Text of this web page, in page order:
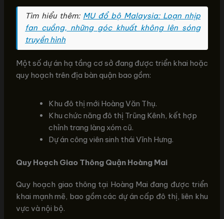
Tìm hiểu thêm: MU đổ bộ Malaysia: Loạn nhịp
fan cuồng, những góc khuất không lên sóng
truyền hình
Một số dự án hạ tầng cơ sở đang được triển khai hoặc
quy hoạch trên địa bàn quận bao gồm:
Khu đô thị mới Hoàng Văn Thụ.
Khu chức năng đô thị Trũng Kênh, kết hợp
chỉnh trang làng xóm cũ.
Dự án công viên sinh thái Vĩnh Hưng.
Quy Hoạch Giao Thông Quận Hoàng Mai
Quy hoạch giao thông tại Hoàng Mai đang được triển
khai mạnh mẽ, bao gồm các dự án cấp đô thị, liên khu
vực và nội bộ.